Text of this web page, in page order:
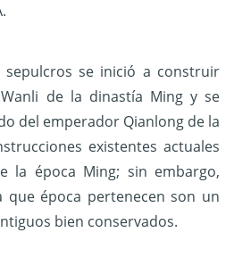
sepulcros se inició a construir
de la dinastía Ming y se
del emperador Qianlong de la
existentes actuales
la época Ming; sin embargo,
que época pertenecen son un
bien conservados.